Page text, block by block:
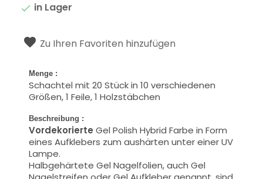
 in Lager
Zu Ihren Favoriten hinzufügen
Menge :
Schachtel mit 20 Stück in 10 verschiedenen
Größen, 1 Feile, 1 Holzstäbchen
Beschreibung :
Vordekorierte Gel Polish Hybrid Farbe in Form
eines Aufklebers zum aushärten unter einer UV
Lampe.
Halbgehärtete Gel Nagelfolien, auch Gel